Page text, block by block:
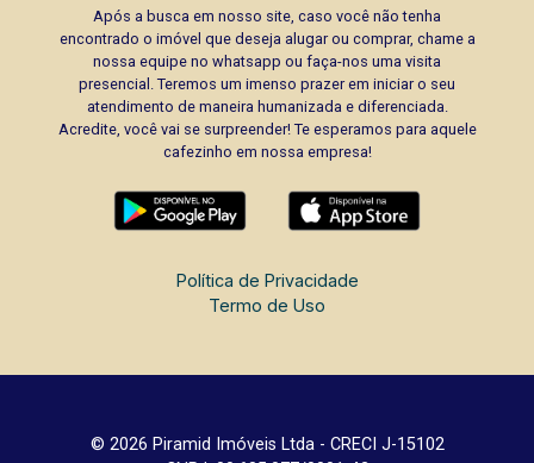
Após a busca em nosso site, caso você não tenha
encontrado o imóvel que deseja alugar ou comprar, chame a
nossa equipe no whatsapp ou faça-nos uma visita
presencial. Teremos um imenso prazer em iniciar o seu
atendimento de maneira humanizada e diferenciada.
Acredite, você vai se surpreender! Te esperamos para aquele
cafezinho em nossa empresa!
Política de Privacidade
Termo de Uso
© 2026 Piramid Imóveis Ltda - CRECI J-15102